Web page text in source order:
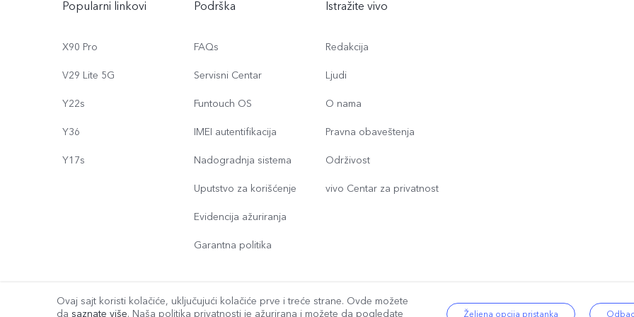
Popularni linkovi
X90 Pro
V29 Lite 5G
Y22s
Y36
Y17s
Podrška
FAQs
Servisni Centar
Funtouch OS
IMEI autentifikacija
Nadogradnja sistema
Uputstvo za korišćenje
Evidencija ažuriranja
Garantna politika
Istražite vivo
Redakcija
Ljudi
O nama
Pravna obaveštenja
Održivost
vivo Centar za privatnost
© {3} vivo Mobile Communication Co., Ltd. Sva prava zadržana. | Politika privatnosti Smernice za kolačiće | Podršku za privatnost
Ovaj sajt koristi kolačiće, uključujući kolačiće prve i treće strane. Ovde možete
da saznate više. Naša politika privatnosti je ažurirana i možete da pogledate Željena opcija pristanka